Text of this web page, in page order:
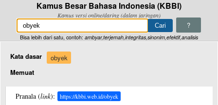
Kamus Besar Bahasa Indonesia (KBBI)
Kamus versi online/daring (dalam jaringan)
?
Bisa lebih dari satu, contoh: ambyar,terjemah,integritas,sinonim,efektif,analisis
Kata dasar
obyek
Memuat
Pranala (link): https://kbbi.web.id/obyek